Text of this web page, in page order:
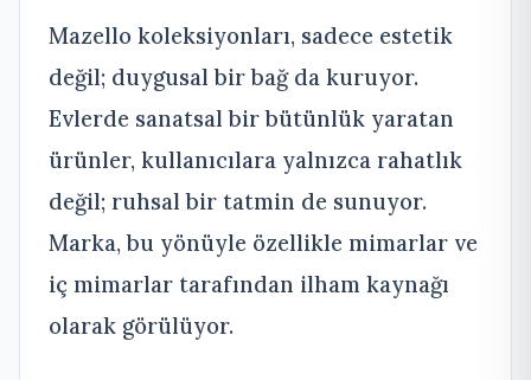
Mazello koleksiyonları, sadece estetik
değil; duygusal bir bağ da kuruyor.
Evlerde sanatsal bir bütünlük yaratan
ürünler, kullanıcılara yalnızca rahatlık
değil; ruhsal bir tatmin de sunuyor.
Marka, bu yönüyle özellikle mimarlar ve
iç mimarlar tarafından ilham kaynağı
olarak görülüyor.